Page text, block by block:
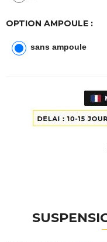
OPTION AMPOULE :
sans ampoule